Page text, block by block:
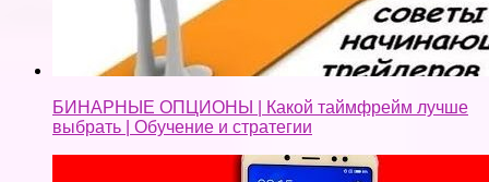
БИНАРНЫЕ ОПЦИОНЫ | Какой таймфрейм лучше
выбрать | Обучение и стратегии